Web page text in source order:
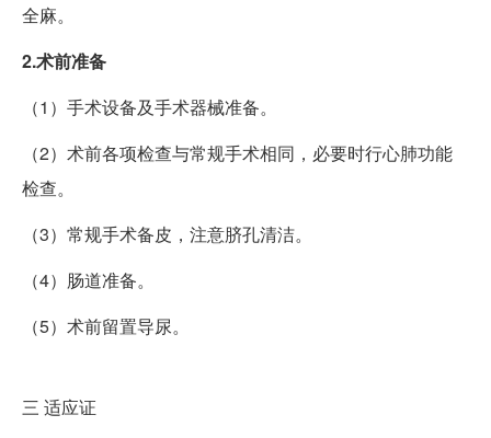
全麻。
2.术前准备
（1）手术设备及手术器械准备。
（2）术前各项检查与常规手术相同，必要时行心肺功能
检查。
（3）常规手术备皮，注意脐孔清洁。
（4）肠道准备。
（5）术前留置导尿。
三 适应证